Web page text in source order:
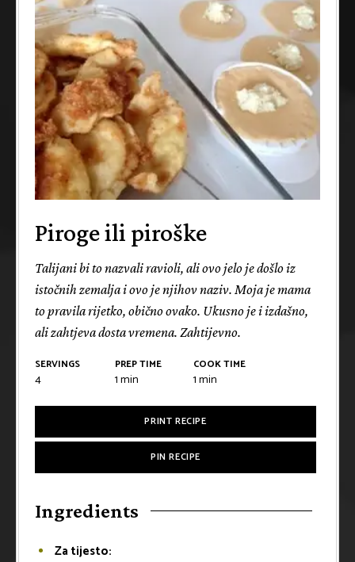
Piroge ili piroške
Talijani bi to nazvali ravioli, ali ovo jelo je došlo iz
istočnih zemalja i ovo je njihov naziv. Moja je mama
to pravila rijetko, obično ovako. Ukusno je i izdašno,
ali zahtjeva dosta vremena. Zahtijevno.
SERVINGS
4
PREP TIME
1min
COOK TIME
1min
PRINT RECIPE
PIN RECIPE
Ingredients
Za tijesto: